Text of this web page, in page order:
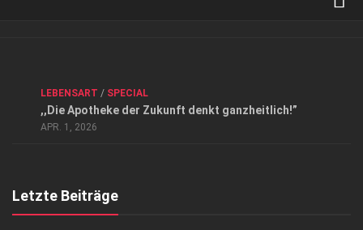
Datenschutzerklärung
Top Magazin Dresden / Ostsachsen
LEBENSART / SPECIAL
,,Die Apotheke der Zukunft denkt ganzheitlich!”
APR. 1, 2026
Letzte Beiträge